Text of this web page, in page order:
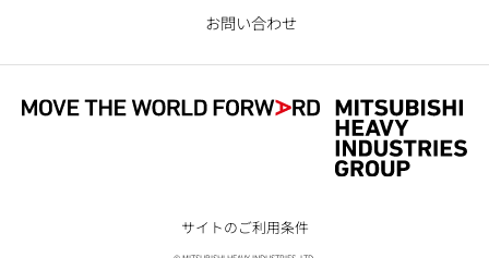
お問い合わせ
サイトのご利用条件